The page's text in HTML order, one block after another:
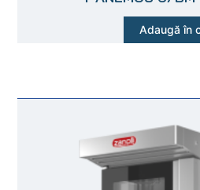
Adaugă în